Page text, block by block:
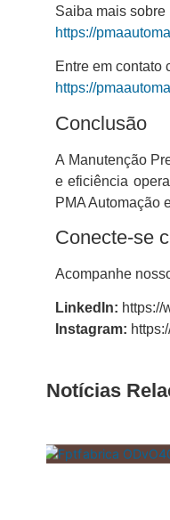
Saiba mais
https://
Entre em contato
https://
Conclusão
A Manutenção
e eficiência
PMA Automação
Conecte-se
Acompanhe
LinkedIn: https://
Instagram:
Notícias